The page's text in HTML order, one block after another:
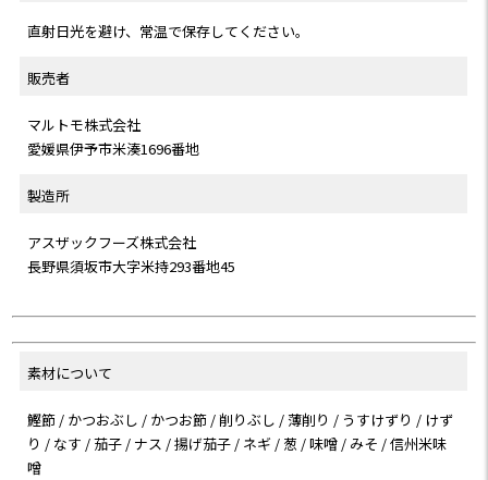
直射日光を避け、常温で保存してください。
販売者
マルトモ株式会社
愛媛県伊予市米湊1696番地
製造所
アスザックフーズ株式会社
長野県須坂市大字米持293番地45
素材について
鰹節 / かつおぶし / かつお節 / 削りぶし / 薄削り / うすけずり / けず
り / なす / 茄子 / ナス / 揚げ茄子 / ネギ / 葱 / 味噌 / みそ / 信州米味
噌